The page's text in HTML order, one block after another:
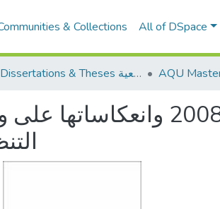
& Collections All of DSpace
Dissertations & Theses الرسائل الجامعية
الانتخابات الداخلية لحركة فتح في الضفة الغربية عام 2008